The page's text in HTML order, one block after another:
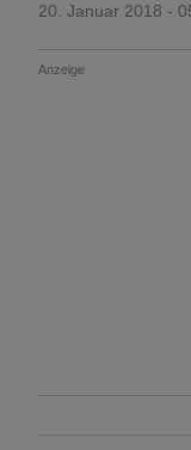
20. Januar 2018 -
Anzeige